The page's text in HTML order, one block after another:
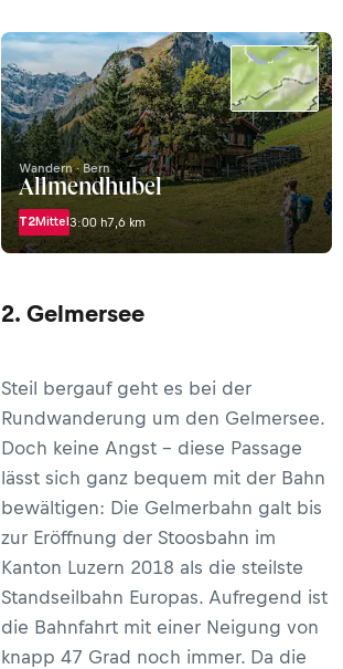
Wandern · Bern
Allmendhubel
T2Mittel3:00 h7,6 km
2. Gelmersee
Steil bergauf geht es bei der
Rundwanderung um den Gelmersee.
Doch keine Angst – diese Passage
lässt sich ganz bequem mit der Bahn
bewältigen: Die Gelmerbahn galt bis
zur Eröffnung der Stoosbahn im
Kanton Luzern 2018 als die steilste
Standseilbahn Europas. Aufregend ist
die Bahnfahrt mit einer Neigung von
knapp 47 Grad noch immer. Da die